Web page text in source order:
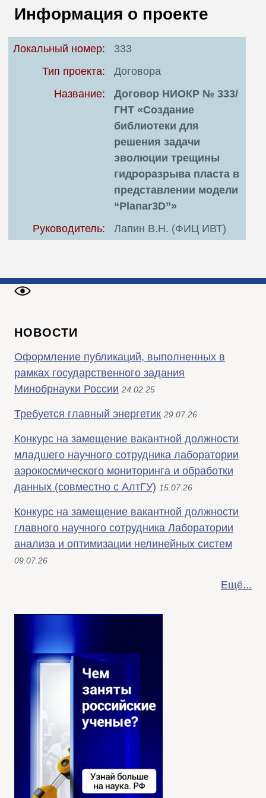
Т
Информация о проекте
Локальный номер:
333
Тип проекта:
Договора
Название:
Договор НИОКР № 333/
ГНТ «Создание
библиотеки для
решения задачи
эволюции трещины
гидроразрыва пласта в
представлении модели
“Planar3D”»
Руководитель:
Лапин В.Н. (ФИЦ ИВТ)
НОВОСТИ
Оформление публикаций, выполненных в
рамках государственного задания
Минобрнауки России 24.02.25
Требуется главный энергетик 29.07.26
Конкурс на замещение вакантной должности
младшего научного сотрудника лаборатории
аэрокосмического мониторинга и обработки
данных (совместно с АлтГУ) 15.07.26
Конкурс на замещение вакантной должности
главного научного сотрудника Лаборатории
анализа и оптимизации нелинейных систем
09.07.26
Ещё...